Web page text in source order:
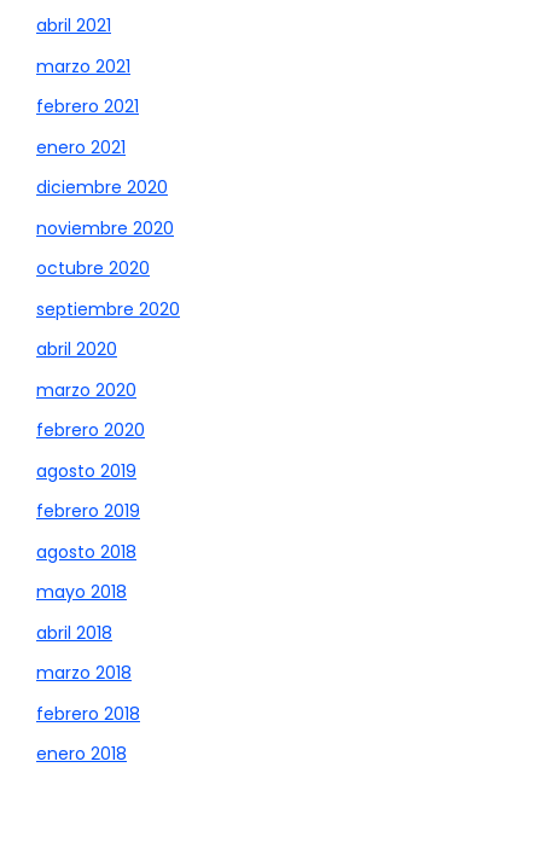
abril 2021
marzo 2021
febrero 2021
enero 2021
diciembre 2020
noviembre 2020
octubre 2020
septiembre 2020
abril 2020
marzo 2020
febrero 2020
agosto 2019
febrero 2019
agosto 2018
mayo 2018
abril 2018
marzo 2018
febrero 2018
enero 2018